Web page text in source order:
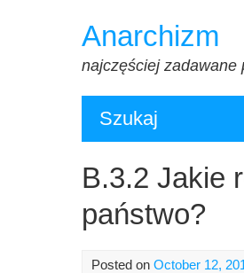
Anarchizm
najczęściej zadawane
Szukaj
B.3.2 Jakie
państwo?
Posted on October 12,